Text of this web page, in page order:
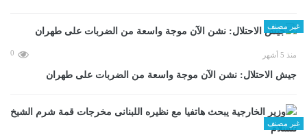
غير مصنف
منذ 5 أشهر 0
جيش الاحتلال: نشن الآن موجة واسعة من الضربات على طهران
غير مصنف